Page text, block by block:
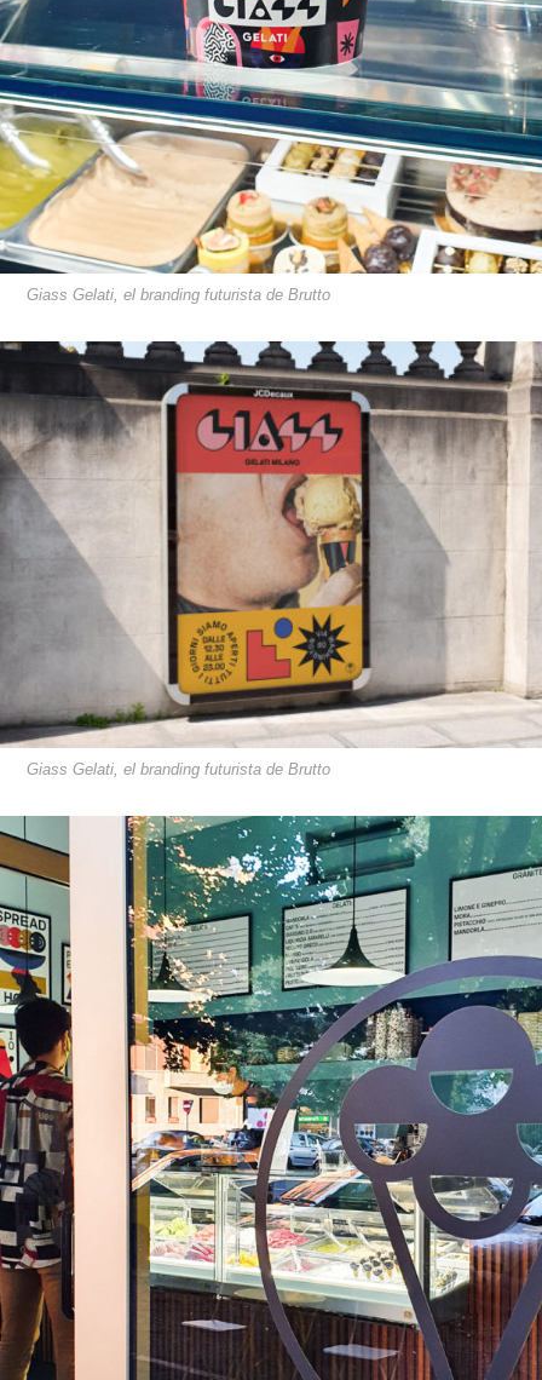
Giass Gelati, el branding futurista de Brutto
Giass Gelati, el branding futurista de Brutto